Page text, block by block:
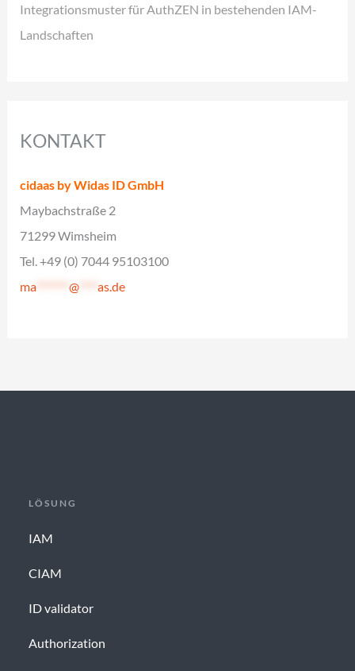
Integrationsmuster für AuthZEN in bestehenden IAM-
Landschaften
KONTAKT
cidaas by Widas ID GmbH
Maybachstraße 2
71299 Wimsheim
Tel. +49 (0) 7044 95103100
ma*******@ ****as.de
LÖSUNG
IAM
CIAM
ID validator
Authorization